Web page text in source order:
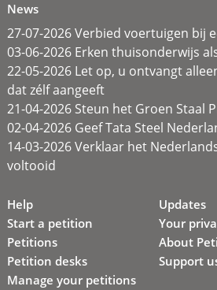
News
27-07-2026 Verbied voertuigen bij
03-06-2026 Erken thuisonderwijs
22-05-2026 Let op, u ontvangt
dat zélf aangeeft
21-04-2026 Steun het Groen Staal
02-04-2026 Geef Tata Steel
14-03-2026 Verklaar het
voltooid
Help
Start a petition
Petitions
Petition desks
Manage your petitions
Updates
Your
About
Support